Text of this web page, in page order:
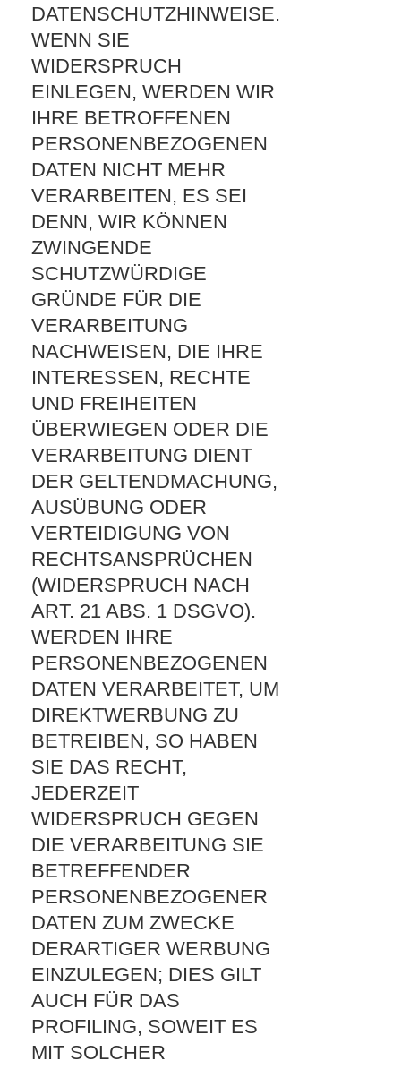
DATENSCHUTZHINWEISE.
WENN SIE
WIDERSPRUCH
EINLEGEN, WERDEN WIR
IHRE BETROFFENEN
PERSONENBEZOGENEN
DATEN NICHT MEHR
VERARBEITEN, ES SEI
DENN, WIR KÖNNEN
ZWINGENDE
SCHUTZWÜRDIGE
GRÜNDE FÜR DIE
VERARBEITUNG
NACHWEISEN, DIE IHRE
INTERESSEN, RECHTE
UND FREIHEITEN
ÜBERWIEGEN ODER DIE
VERARBEITUNG DIENT
DER GELTENDMACHUNG,
AUSÜBUNG ODER
VERTEIDIGUNG VON
RECHTSANSPRÜCHEN
(WIDERSPRUCH NACH
ART. 21 ABS. 1 DSGVO).
WERDEN IHRE
PERSONENBEZOGENEN
DATEN VERARBEITET, UM
DIREKTWERBUNG ZU
BETREIBEN, SO HABEN
SIE DAS RECHT,
JEDERZEIT
WIDERSPRUCH GEGEN
DIE VERARBEITUNG SIE
BETREFFENDER
PERSONENBEZOGENER
DATEN ZUM ZWECKE
DERARTIGER WERBUNG
EINZULEGEN; DIES GILT
AUCH FÜR DAS
PROFILING, SOWEIT ES
MIT SOLCHER